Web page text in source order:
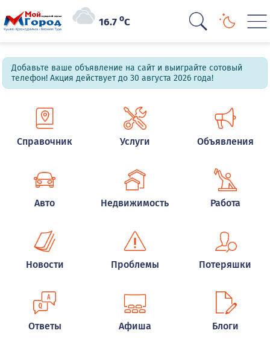
16.7oC
Добавьте ваше объявление на сайт и выиграйте сотовый
телефон! Акция действует до 30 августа 2026 года!
Справочник Услуги Объявления
Авто Недвижимость Работа
Новости Проблемы Потеряшки
Ответы Афиша Блоги